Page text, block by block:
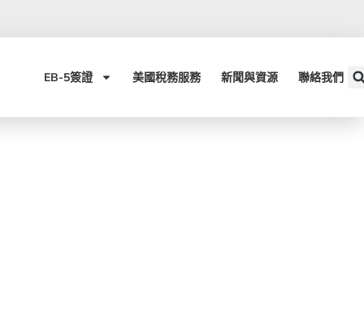
EB-5簽證​ 美國稅務服務 新聞與資源 聯絡我們